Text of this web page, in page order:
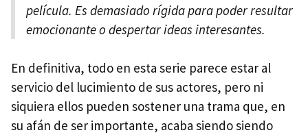
película. Es demasiado rígida para poder resultar
emocionante o despertar ideas interesantes.
En definitiva, todo en esta serie parece estar al
servicio del lucimiento de sus actores, pero ni
siquiera ellos pueden sostener una trama que, en
su afán de ser importante, acaba siendo siendo